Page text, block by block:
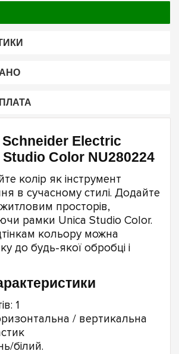
Electric
Color NU280224
колір як інструмент
в сучасному стилі. Додайте
просторів,
рамки Unica Studio Color.
кольору можна
до будь-якої обробці і
1
/ вертикальна
білий.